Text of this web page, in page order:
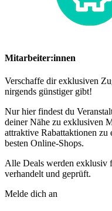
Mitarbeiter:innen
Verschaffe dir exklusiven
nirgends günstiger gibt!
Nur hier findest du
deiner Nähe zu exklusiven
attraktive Rabattaktionen
besten Online-Shops.
Alle Deals werden exklusiv
verhandelt und geprüft.
Melde dich an